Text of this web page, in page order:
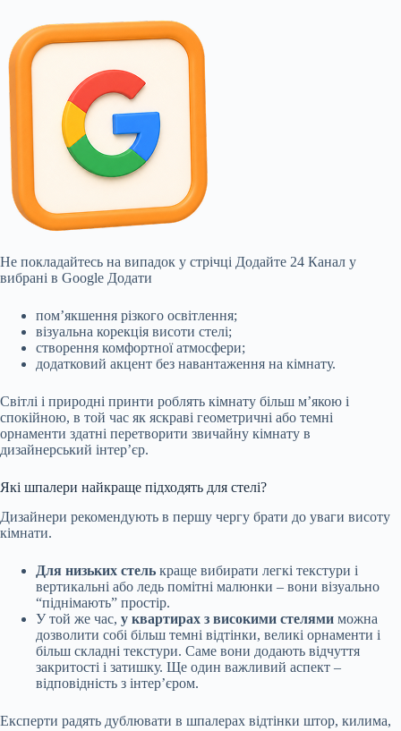
Не покладайтесь на випадок у стрічці Додайте 24 Канал у
вибрані в Google Додати
пом’якшення різкого освітлення;
візуальна корекція висоти стелі;
створення комфортної атмосфери;
додатковий акцент без навантаження на кімнату.
Світлі і природні принти роблять кімнату більш м’якою і
спокійною, в той час як яскраві геометричні або темні
орнаменти здатні перетворити звичайну кімнату в
дизайнерський інтер’єр.
Які шпалери найкраще підходять для стелі?
Дизайнери рекомендують в першу чергу брати до уваги висоту
кімнати.
Для низьких стель краще вибирати легкі текстури і
вертикальні або ледь помітні малюнки – вони візуально
“піднімають” простір.
У той же час, у квартирах з високими стелями можна
дозволити собі більш темні відтінки, великі орнаменти і
більш складні текстури. Саме вони додають відчуття
закритості і затишку. Ще один важливий аспект –
відповідність з інтер’єром.
Експерти радять дублювати в шпалерах відтінки штор, килима,